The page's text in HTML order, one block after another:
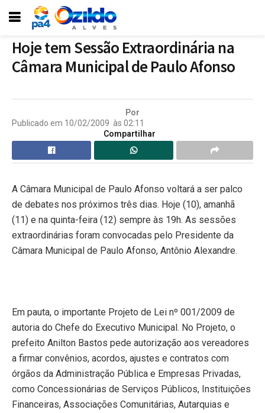
Hoje tem Sessão Extraordinária na
Câmara Municipal de Paulo Afonso
Por
Publicado em 10/02/2009 às 02:11
Compartilhar
A Câmara Municipal de Paulo Afonso voltará a ser palco
de debates nos próximos três dias. Hoje (10), amanhã
(11) e na quinta-feira (12) sempre às 19h. As sessões
extraordinárias foram convocadas pelo Presidente da
Câmara Municipal de Paulo Afonso, Antônio Alexandre.
Em pauta, o importante Projeto de Lei nº 001/2009 de
autoria do Chefe do Executivo Municipal. No Projeto, o
prefeito Anilton Bastos pede autorização aos vereadores
a firmar convênios, acordos, ajustes e contratos com
órgãos da Administração Pública e Empresas Privadas,
como Concessionárias de Serviços Públicos, Instituições
Financeiras, Associações Comunitárias, Autarquias e